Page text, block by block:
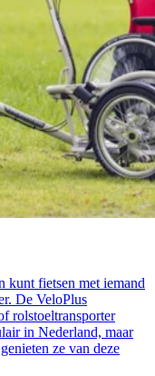
kunt fietsen met iemand
De VeloPlus
rolstoeltransporter
in Nederland, maar
ze van deze